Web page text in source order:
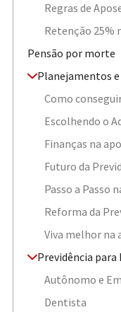
Regras de
Retenção 25%
Pensão por morte
Planejamentos
Como
Escolhendo o
Finanças na
Futuro da
Passo a Passo
Reforma da
Viva melhor na
Previdência para
Autônomo e
Dentista